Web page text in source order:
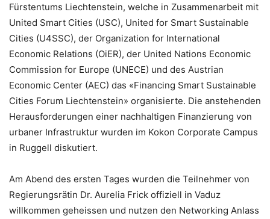
Fürstentums Liechtenstein, welche in Zusammenarbeit mit
United Smart Cities (USC), United for Smart Sustainable
Cities (U4SSC), der Organization for International
Economic Relations (OiER), der United Nations Economic
Commission for Europe (UNECE) und des Austrian
Economic Center (AEC) das «Financing Smart Sustainable
Cities Forum Liechtenstein» organisierte. Die anstehenden
Herausforderungen einer nachhaltigen Finanzierung von
urbaner Infrastruktur wurden im Kokon Corporate Campus
in Ruggell diskutiert.
Am Abend des ersten Tages wurden die Teilnehmer von
Regierungsrätin Dr. Aurelia Frick offiziell in Vaduz
willkommen geheissen und nutzen den Networking Anlass